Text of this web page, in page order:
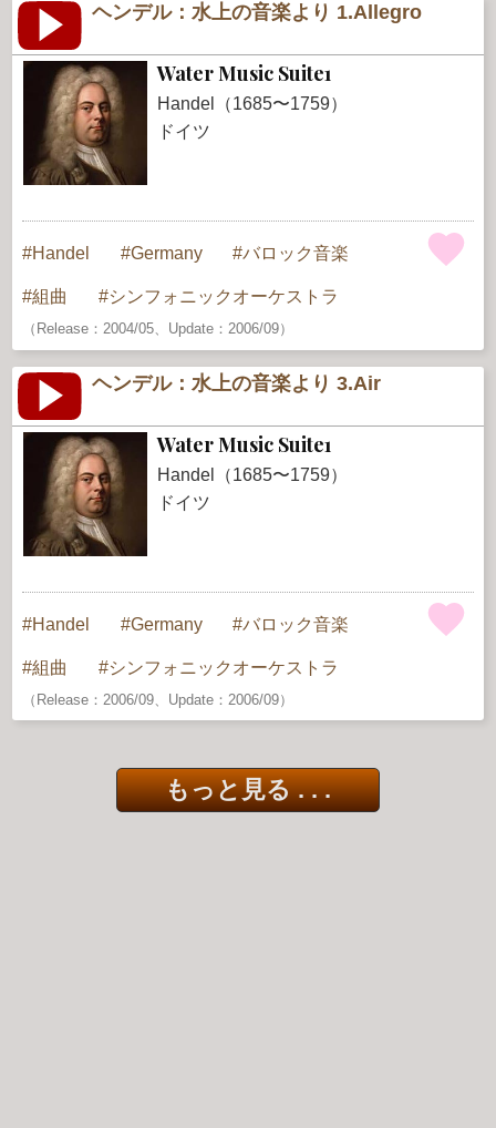
ヘンデル：水上の音楽より 1.Allegro
Water Music Suite1
Handel（1685〜1759）
ドイツ
Handel Germany バロック音楽
組曲 シンフォニックオーケストラ
（Release：2004/05、Update：2006/09）
ヘンデル：水上の音楽より 3.Air
Water Music Suite1
Handel（1685〜1759）
ドイツ
Handel Germany バロック音楽
組曲 シンフォニックオーケストラ
（Release：2006/09、Update：2006/09）
もっと見る . . .